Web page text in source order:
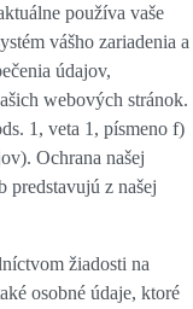
používa vaše
vášho zariadenia a
údajov,
webových stránok.
1, veta 1, písmeno f)
Ochrana našej
predstavujú z našej
žiadosti na
osobné údaje, ktoré